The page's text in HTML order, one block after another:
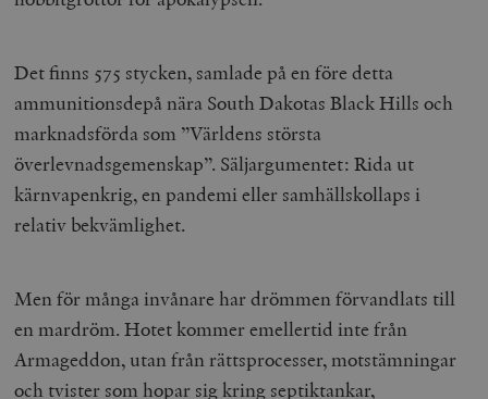
Det finns 575 stycken, samlade på en före detta
ammunitionsdepå nära South Dakotas Black Hills och
marknadsförda som ”Världens största
överlevnadsgemenskap”. Säljargumentet: Rida ut
kärnvapenkrig, en pandemi eller samhällskollaps i
relativ bekvämlighet.
Men för många invånare har drömmen förvandlats till
en mardröm. Hotet kommer emellertid inte från
Armageddon, utan från rättsprocesser, motstämningar
och tvister som hopar sig kring septiktankar,